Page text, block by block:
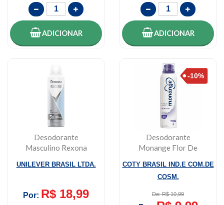
ADICIONAR ADICIONAR
Desodorante
Masculino Rexona
Perfume, ...
UNILEVER BRASIL LTDA.
Por: R$ 18,99
Desodorante
Monange Flor De
Feminino 90...
COTY BRASIL IND.E COM.DE
COSM.
De: R$ 10,99